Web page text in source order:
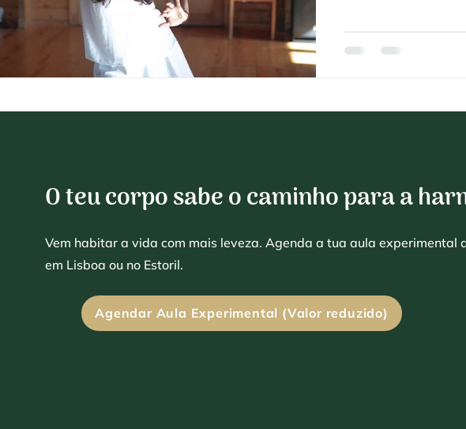
a pressa do dia a
O teu corpo sabe o caminho para a
Vem habitar a vida com mais leveza. Agenda a tua aula experimental
em Lisboa ou no Estoril.
Agendar Aula Experimental (Valor reduzido)